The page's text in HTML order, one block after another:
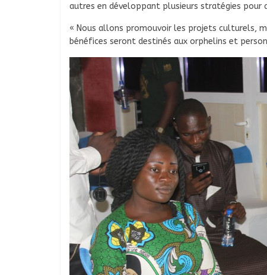
autres en développant plusieurs stratégies
« Nous allons promouvoir les projets culturels,
bénéfices seront destinés aux orphelins et